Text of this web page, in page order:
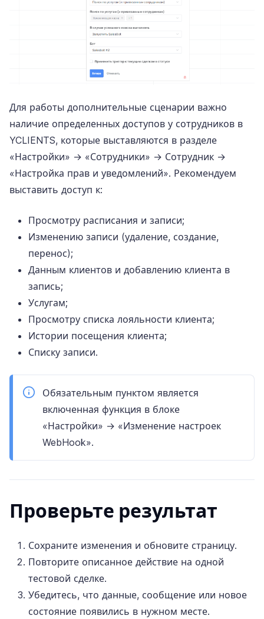
Для работы дополнительные сценарии важно
наличие определенных доступов у сотрудников в
YCLIENTS, которые выставляются в разделе
«Настройки» → «Сотрудники» → Сотрудник →
«Настройка прав и уведомлений». Рекомендуем
выставить доступ к:
Просмотру расписания и записи;
Изменению записи (удаление, создание,
перенос);
Данным клиентов и добавлению клиента в
запись;
Услугам;
Просмотру списка лояльности клиента;
Истории посещения клиента;
Списку записи.
Обязательным пунктом является
включенная функция в блоке
«Настройки» → «Изменение настроек
WebHook».
Проверьте результат
Сохраните изменения и обновите страницу.
Повторите описанное действие на одной
тестовой сделке.
Убедитесь, что данные, сообщение или новое
состояние появились в нужном месте.